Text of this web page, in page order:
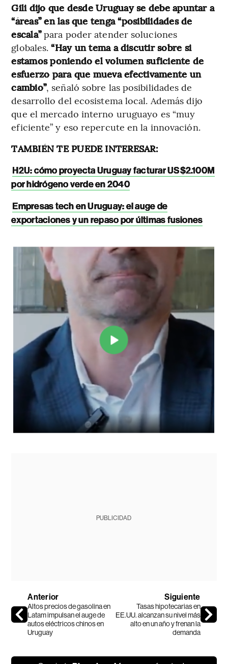
Gili dijo que desde Uruguay se debe apuntar a
“áreas” en las que tenga “posibilidades de
escala”para poder atender soluciones
globales.“Hay un tema a discutir sobre si
estamos poniendo el volumen suficiente de
esfuerzo para que mueva efectivamente un
cambio”, señaló sobre las posibilidades de
desarrollo del ecosistema local. Además dijo
que el mercado interno uruguayo es “muy
eficiente” y eso repercute en la innovación.
TAMBIÉN TE PUEDE INTERESAR:
H2U: cómo proyecta Uruguay facturar US$2.100M
por hidrógeno verde en 2040
Empresas tech en Uruguay: el auge de
exportaciones y un repaso por últimas fusiones
PUBLICIDAD
Anterior
Altos precios de gasolina en
Latam impulsan el auge de
autos eléctricos chinos en
Uruguay
Siguiente
Tasas hipotecarias en
EE.UU. alcanzan su nivel más
alto en un año y frenan la
demanda